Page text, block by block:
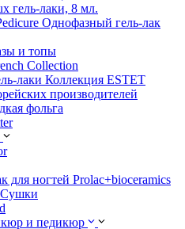
гель-лаки, 8 мл.
Однофазный гель-лак
и топы
Collection
лаки Коллекция ESTET
производителей
фольга
для ногтей Prolac+bioceramics
и педикюр